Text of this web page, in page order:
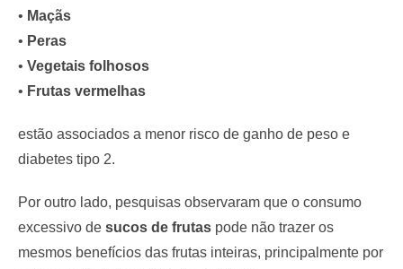
• Maçãs
• Peras
• Vegetais folhosos
• Frutas vermelhas
estão associados a menor risco de ganho de peso e
diabetes tipo 2.
Por outro lado, pesquisas observaram que o consumo
excessivo de sucos de frutas pode não trazer os
mesmos benefícios das frutas inteiras, principalmente por